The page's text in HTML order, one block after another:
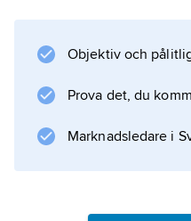
Objektiv och
Prova det, du
Marknadsledare i